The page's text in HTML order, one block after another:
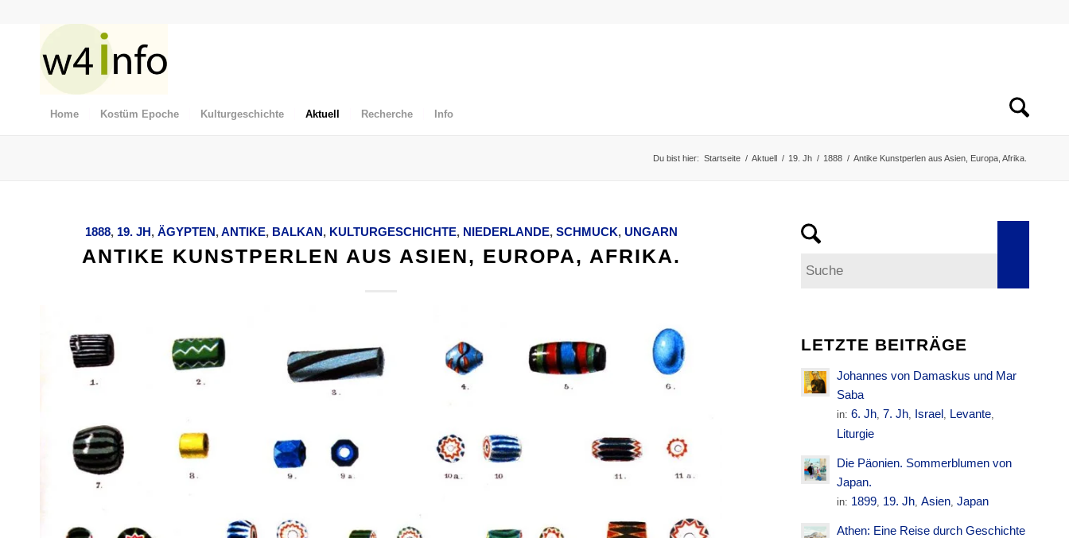
Home Kostüm Epoche Kulturgeschichte Aktuell Recherche Info
Du bist hier: Startseite / Aktuell / 19. Jh / 1888 / Antike Kunstperlen aus Asien, Europa, Afrika.
1888, 19. JH, ÄGYPTEN,ANTIKE, BALKAN, KULTURGESCHICHTE, NIEDERLANDE, SCHMUCK, UNGARN
ANTIKE KUNSTPERLEN AUS ASIEN, EUROPA, AFRIKA.
LETZTE BEITRÄGE
Johannes von Damaskus und Mar
Saba
in:6. Jh, 7. Jh, Israel, Levante,
Liturgie
Die Päonien. Sommerblumen von
Japan.
in: 1899, 19. Jh,Asien,Japan
Athen: Eine Reise durch Geschichte